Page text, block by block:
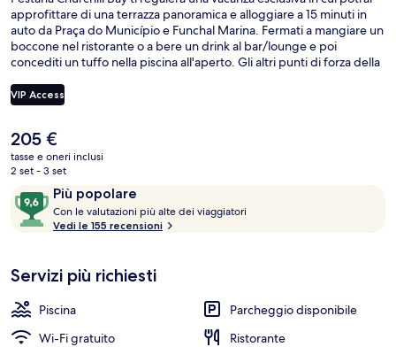
approfittare di una terrazza panoramica e alloggiare a 15 minuti in
auto da Praça do Município e Funchal Marina. Fermati a mangiare un
boccone nel ristorante o a bere un drink al bar/lounge e poi
concediti un tuffo nella piscina all'aperto. Gli altri punti di forza della
Le recensioni degli ospiti lodano il personale gentile della struttura.
VIP Access
Il
prezzo
attuale
205 €
205 €
tasse e oneri inclusi
2 set - 3 set
RecensioniPiù popolare
9,6
su
10,
popolare
Con le valutazioni più alte dei viaggiatori
a
Vedi le 155 recensioni
Servizi più richiesti
Piscina
Parcheggio disponibile
Wi-Fi gratuito
Ristorante